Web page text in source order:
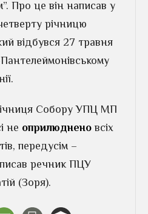
Про це він написав у
річницю
відбувся 27 травня
Собору УПЦ МП
не оприлюднено всіх
передусім –
речник ПЦУ
(Зоря).